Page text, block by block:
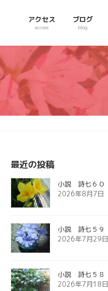
アクセス
access
ブログ
blog
最近の投稿
小説 詩七６０
2026年8月7日
小説 詩七５９
2026年7月29日
小説 詩七５８
2026年7月18日